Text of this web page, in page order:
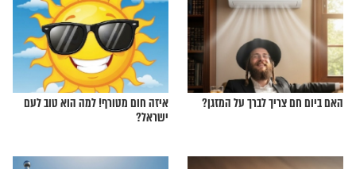
במסר לחמינאי: "יש
שעוזרים לנו"
ילדים רעבים בעזה? הרב שמואל אליהו
עונה